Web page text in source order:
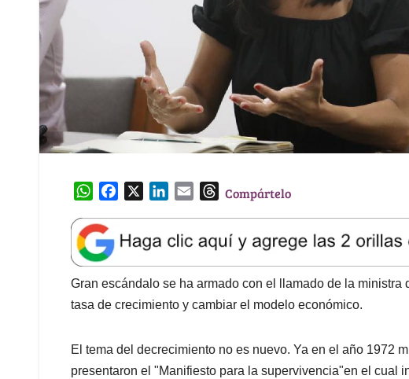
W
a
t
s
A
p
e
b
o
o
k
e
d
I
l
T
e
a
d
s
Compártelo
Gran escándalo se ha armado con el llamado de la
tasa de crecimiento y cambiar el modelo económico.
El tema del decrecimiento no es nuevo. Ya en el año 1972
presentaron el "Manifiesto para la supervivencia"en el cual